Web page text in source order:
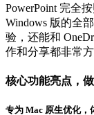
PowerPoint 完全
Windows 版的全
验，还能和
作和分享都非常方
核心功能亮点，
专为 Mac 原生优化，